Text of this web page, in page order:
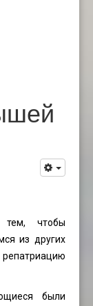
тем, чтобы
из других
репатриацию
были